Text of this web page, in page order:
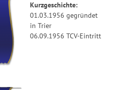
Kurzgeschichte:
01.03.1956 gegründet
in Trier
06.09.1956 TCV-Eintritt